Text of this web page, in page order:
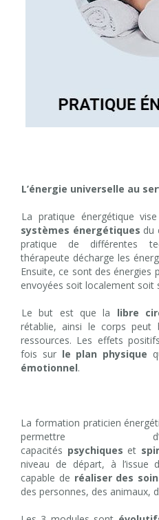
L’énergie universelle au
La pratique énergétique
systèmes énergétiques du
pratique de différentes
thérapeute décharge les
Ensuite, ce sont des énergies
envoyées soit localement soit
Le but est que la libre
rétablie, ainsi le corps peut
ressources. Les effets
fois sur le plan physique
émotionnel.
La formation praticien
permettre
capacités psychiques et
niveau de départ, à
capable de réaliser des
des personnes, des animaux,